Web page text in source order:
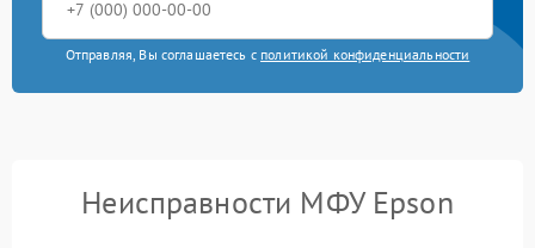
Отправляя, Вы соглашаетесь с политикой конфиденциальности
Неисправности МФУ Epson